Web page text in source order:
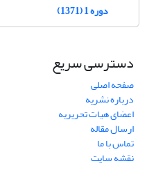
دوره 1 (1371)
دسترسی سریع
صفحه اصلی
درباره نشریه
اعضای هیات تحریریه
ارسال مقاله
تماس با ما
نقشه سایت